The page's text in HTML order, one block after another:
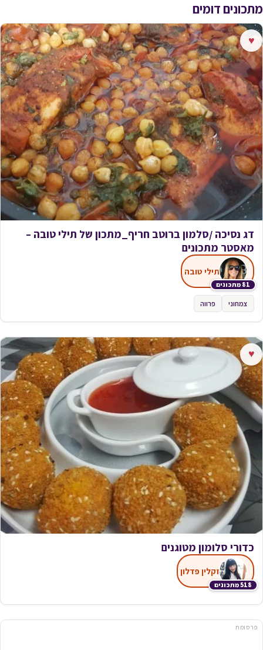
מתכונים דומים
♥
דג נסיכה /סלמון ברוטב חריף_מתכון של תילי טובה –
מאסטר מתכונים
81 מתכונים
תילי טובה
צמחוני פרווה
♥
כדורי סלומון מטוגנים
518 מתכונים
זקלין פדלון
פרסומת